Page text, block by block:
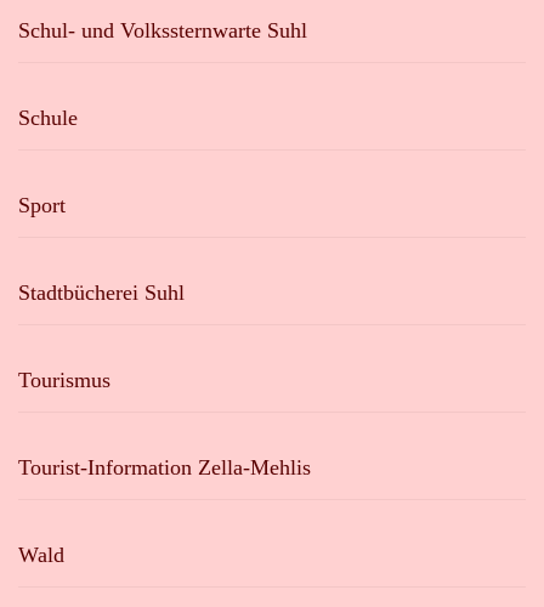
Schul- und Volkssternwarte Suhl
Schule
Sport
Stadtbücherei Suhl
Tourismus
Tourist-Information Zella-Mehlis
Wald